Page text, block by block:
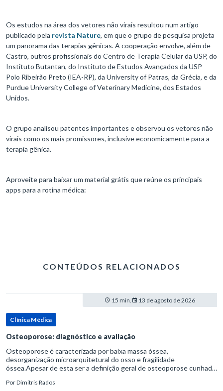
Os estudos na área dos vetores não virais resultou num artigo
publicado pela revista Nature, em que o grupo de pesquisa projeta
um panorama das terapias gênicas. A cooperação envolve, além de
Castro, outros profissionais do Centro de Terapia Celular da USP, do
Instituto Butantan, do Instituto de Estudos Avançados da USP
Polo Ribeirão Preto (IEA-RP), da University of Patras, da Grécia, e da
Purdue University College of Veterinary Medicine, dos Estados
Unidos.
O grupo analisou patentes importantes e observou os vetores não
virais como os mais promissores, inclusive economicamente para a
terapia gênica.
Aproveite para baixar um material grátis que reúne os principais
apps para a rotina médica:
CONTEÚDOS RELACIONADOS
15 min. 13 de agosto de 2026
Clínica Médica
Osteoporose: diagnóstico e avaliação
Osteoporose é caracterizada por baixa massa óssea,
desorganização microarquitetural do osso e fragilidade
óssea.Apesar de esta ser a definição geral de osteoporose cunhada
patofisiológico, e não c
PorDimitris Rados